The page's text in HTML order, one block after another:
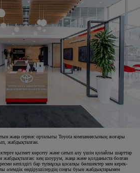
жаңа сервис орталығы Toyota компаниясының жоғары
жабдықталған.
қызмет көрсету және сатып алу үшін қолайлы шарттар
жабдықталған: кең шоурум, жаңа және қолданыста болған
кепілдігі бар түпнұсқа қосалқы бөлшектер мен керек-
әлемдік өндірушілердің соңғы буын жабдықтарымен